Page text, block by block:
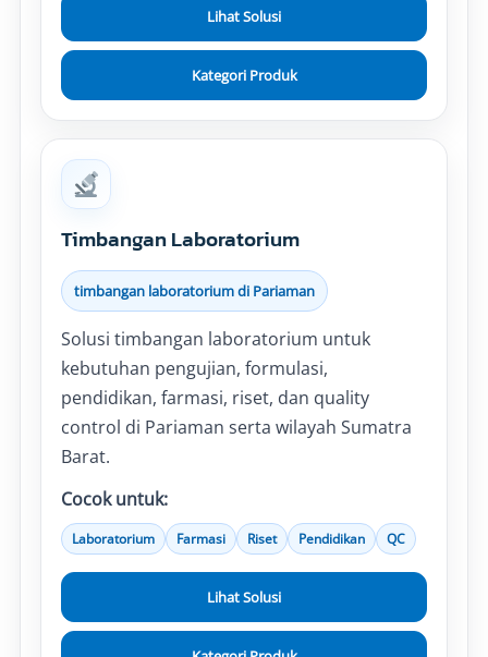
Lihat Solusi
Kategori Produk
Timbangan Laboratorium
timbangan laboratorium di Pariaman
Solusi timbangan laboratorium untuk
kebutuhan pengujian, formulasi,
pendidikan, farmasi, riset, dan quality
control di Pariaman serta wilayah Sumatra
Barat.
Cocok untuk:
Laboratorium Farmasi Riset Pendidikan QC
Lihat Solusi